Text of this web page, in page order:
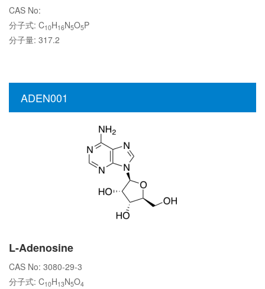
CAS No:
分子式: C10H16N5O5P
分子量: 317.2
ADEN001
L-Adenosine
CAS No: 3080-29-3
分子式: C10H13N5O4